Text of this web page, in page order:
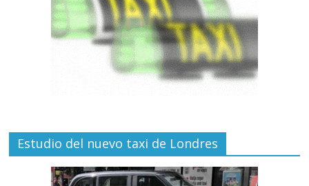
Estudio del nuevo taxi de Londres